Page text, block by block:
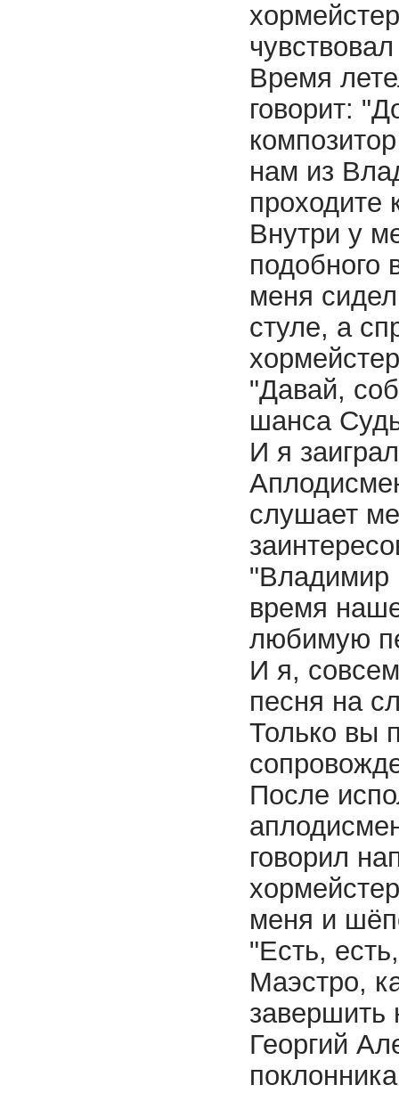
Время
говорит:
нам из
проходите
Внутри у
подобного
меня
стуле, а
"Давай,
шанса
И я
слушает
"Владимир
время
любимую
И я,
песня на
Только вы
После
говорил
меня и
"Есть,
Маэстро,
завершить
Георгий